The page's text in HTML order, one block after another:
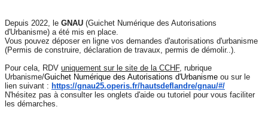
Depuis 2022, le GNAU (Guichet Numérique des Autorisations
d'Urbanisme) a été mis en place.
Vous pouvez déposer en ligne vos demandes d'autorisations d'urbanisme
(Permis de construire, déclaration de travaux, permis de démolir..).
Pour cela, RDV uniquement sur le site de la CCHF, rubrique
Urbanisme/Guichet Numérique des Autorisations d'Urbanisme ou sur le
lien suivant : https://gnau25.operis.fr/hautsdeflandre/gnau/#/
N'hésitez pas à consulter les onglets d'aide ou tutoriel pour vous faciliter
les démarches.